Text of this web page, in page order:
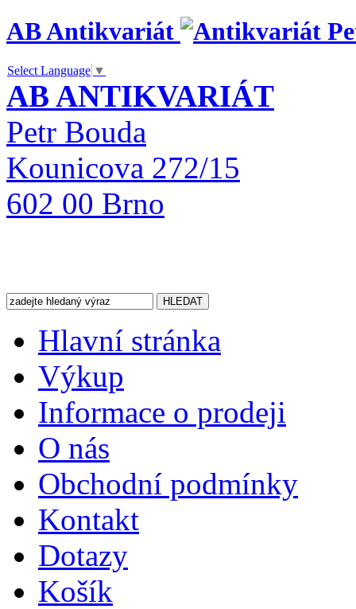
AB Antikvariát
Select Language ▼
AB ANTIKVARIÁT
Petr Bouda
Kounicova 272/15
602 00 Brno
Hlavní stránka
Výkup
Informace o prodeji
O nás
Obchodní podmínky
Kontakt
Dotazy
Košík